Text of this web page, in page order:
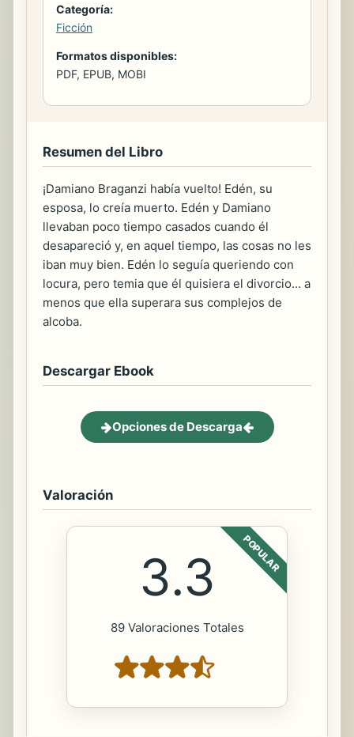
Categoría:
Ficción
Formatos disponibles:
PDF, EPUB, MOBI
Resumen del Libro
¡Damiano Braganzi había vuelto! Edén, su
esposa, lo creía muerto. Edén y Damiano
llevaban poco tiempo casados cuando él
desapareció y, en aquel tiempo, las cosas no les
iban muy bien. Edén lo seguía queriendo con
locura, pero temia que él quisiera el divorcio... a
menos que ella superara sus complejos de
alcoba.
Descargar Ebook
Opciones de Descarga
Valoración
POPULAR
3.3
89 Valoraciones Totales